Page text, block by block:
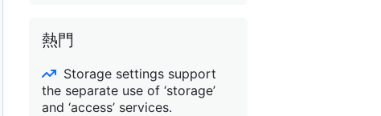
熱門
Storage settings support
the separate use of ‘storage’
and ‘access’ services.